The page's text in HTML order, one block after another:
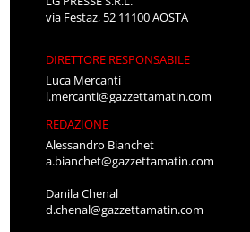
via Festaz, 52 11100 AOSTA
DIRETTORE RESPONSABILE
Luca Mercanti
l.mercanti@gazzettamatin.com
REDAZIONE
Alessandro Bianchet
a.bianchet@gazzettamatin.com
Danila Chenal
d.chenal@gazzettamatin.com